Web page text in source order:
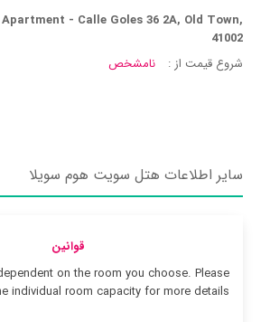
- Calle Goles 36 2A, Old Town,
41002
شروع قیمت از :
نامشخص
سایر اطلاعات هتل سویت هوم سویلا
قوانین
on the room you choose. Please
individual room capacity for more details.